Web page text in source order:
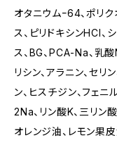
オタニウムｰ64、ポリ
ス、ピリドキシンHCI、
ス、BG、PCA-Na、乳
リシン、アラニン、セリ
ン、ヒスチジン、フェニ
2Na、リン酸K、三リン
オレンジ油、レモン果